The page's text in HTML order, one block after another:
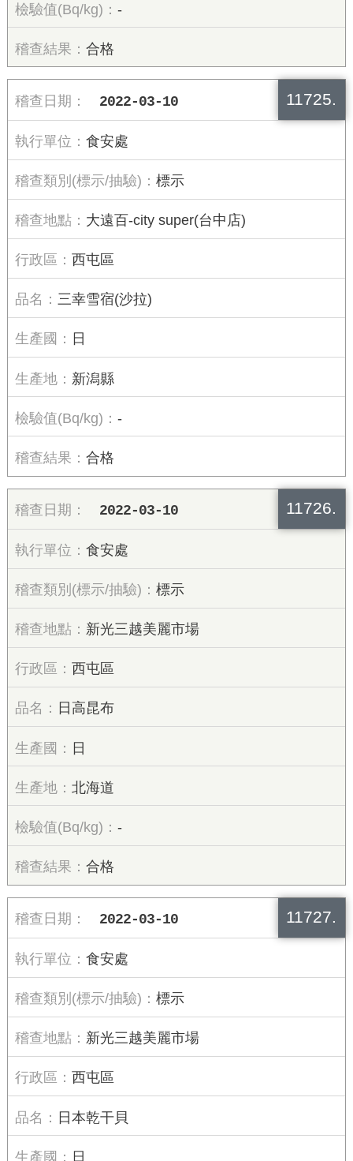
-
合格
11725.
2022-03-10
食安處
標示
大遠百-city super(台中店)
西屯區
三幸雪宿(沙拉)
日
新潟縣
-
合格
11726.
2022-03-10
食安處
標示
新光三越美麗市場
西屯區
日高昆布
日
北海道
-
合格
11727.
2022-03-10
食安處
標示
新光三越美麗市場
西屯區
日本乾干貝
日